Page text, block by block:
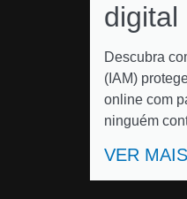
digital
Descubra
(IAM)
online com
ninguém
VER MAIS